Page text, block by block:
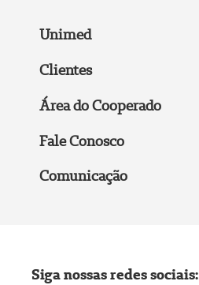
Unimed
Clientes
Área do Cooperado
Fale Conosco
Comunicação
Siga nossas redes sociais: